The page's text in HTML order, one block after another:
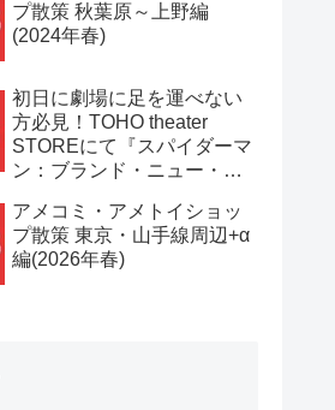
プ散策 秋葉原～上野編
(2024年春)
初日に劇場に足を運べない
方必見！TOHO theater
STOREにて『スパイダーマ
ン：ブランド・ニュー・デ
7/31(金)11時より開始！！
アメコミ・アメトイショッ
プ散策 東京・山手線周辺+α
編(2026年春)